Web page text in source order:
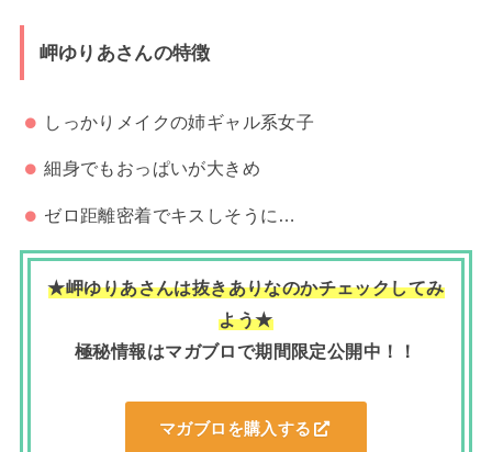
岬ゆりあさんの特徴
しっかりメイクの姉ギャル系女子
細身でもおっぱいが大きめ
ゼロ距離密着でキスしそうに…
★岬ゆりあさんは抜きありなのかチェックしてみ
よう★
極秘情報はマガブロで期間限定公開中！！
マガブロを購入する